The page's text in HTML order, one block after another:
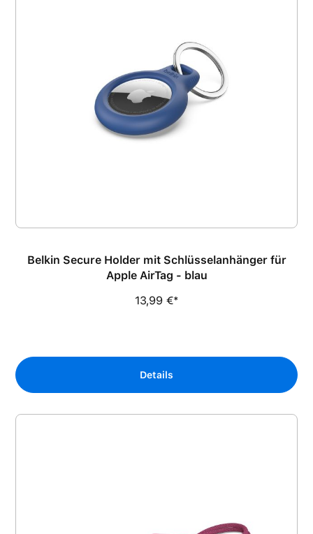
Belkin Secure Holder mit Schlüsselanhänger für
Apple AirTag - blau
13,99 €*
Details